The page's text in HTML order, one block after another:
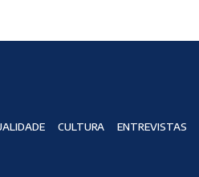
CULTURA ENTREVISTAS